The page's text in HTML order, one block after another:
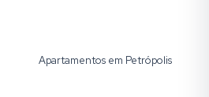
Apartamentos em Petrópolis